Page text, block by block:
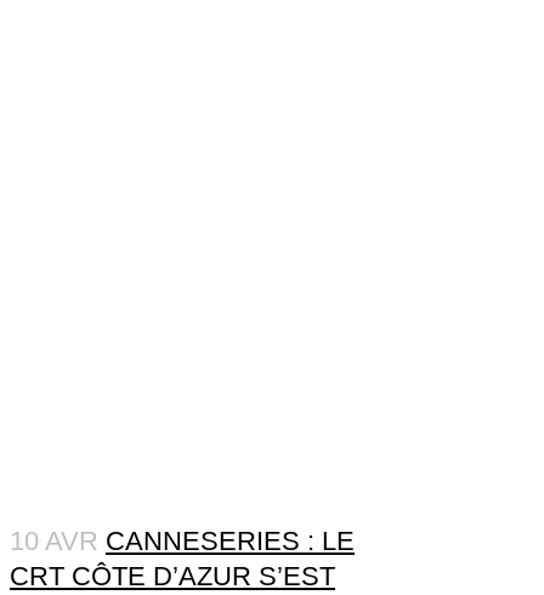
10 AVR CANNESERIES : LE
CRT CÔTE D’AZUR S’EST